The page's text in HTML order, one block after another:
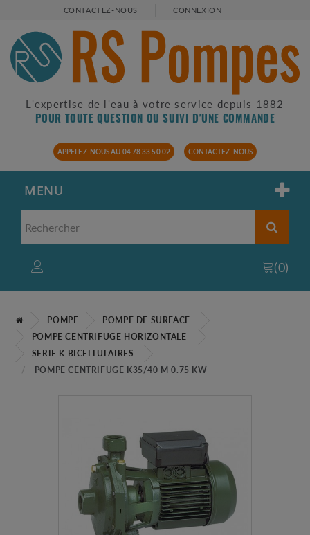
CONTACTEZ-NOUS CONNEXION
L'expertise de l'eau à votre service depuis 1882
POUR TOUTE QUESTION OU SUIVI D'UNE COMMANDE
APPELEZ-NOUS AU 04 78 33 50 02 CONTACTEZ-NOUS
MENU
(0)
POMPE
POMPE DE SURFACE
POMPE CENTRIFUGE HORIZONTALE
SERIE K BICELLULAIRES
POMPE CENTRIFUGE K35/40 M 0.75 KW